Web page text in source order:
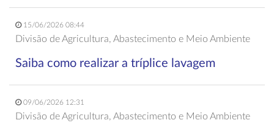
15/06/2026 08:44
Divisão de Agricultura, Abastecimento e Meio Ambiente
Saiba como realizar a tríplice lavagem
09/06/2026 12:31
Divisão de Agricultura, Abastecimento e Meio Ambiente